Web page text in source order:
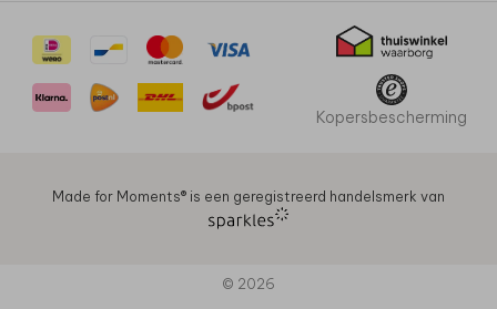
Kopersbescherming
Made for Moments®️ is een geregistreerd handelsmerk van
© 2026